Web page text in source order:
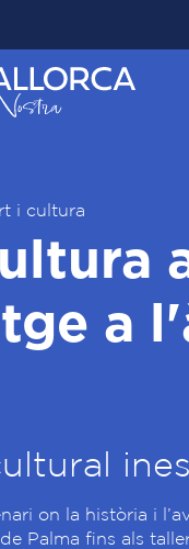
i cultura
a
on la història i
Palma fins als